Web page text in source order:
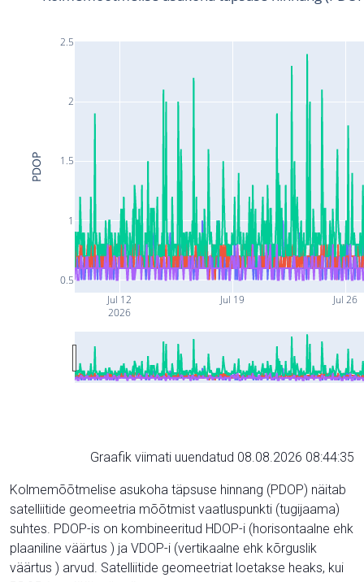
Jul 12
2026
Jul 19 Jul 26
0.5
1
1.5
2
2.5
PDOP
Graafik viimati uuendatud 08.08.2026 08:44:35
Kolmemõõtmelise asukoha täpsuse hinnang (PDOP) näitab
satelliitide geomeetria mõõtmist vaatluspunkti (tugijaama)
suhtes. PDOP-is on kombineeritud HDOP-i (horisontaalne ehk
plaaniline väärtus ) ja VDOP-i (vertikaalne ehk kõrguslik
väärtus ) arvud. Satelliitide geomeetriat loetakse heaks, kui